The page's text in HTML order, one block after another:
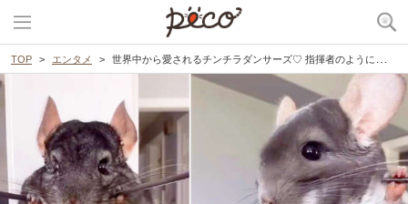
TOP エンタメ 世界中から愛されるチンチラダンサーズ♡ 指揮者のように動くおててに注目！？